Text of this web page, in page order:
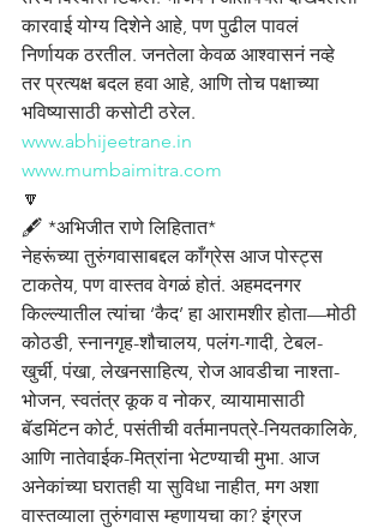
कारवाई योग्य दिशेने आहे, पण पुढील पावलं
निर्णायक ठरतील. जनतेला केवळ आश्वासनं नव्हे
तर प्रत्यक्ष बदल हवा आहे, आणि तोच पक्षाच्या
भविष्यासाठी कसोटी ठरेल.
www.abhijeetrane.in
www.mumbaimitra.com
🔽
🖋️ *अभिजीत राणे लिहितात*
नेहरूंच्या तुरुंगवासाबद्दल काँग्रेस आज पोस्ट्स
टाकतेय, पण वास्तव वेगळं होतं. अहमदनगर
किल्ल्यातील त्यांचा ‘कैद’ हा आरामशीर होता—मोठी
कोठडी, स्नानगृह-शौचालय, पलंग-गादी, टेबल-
खुर्ची, पंखा, लेखनसाहित्य, रोज आवडीचा नाश्ता-
भोजन, स्वतंत्र कूक व नोकर, व्यायामासाठी
बॅडमिंटन कोर्ट, पसंतीची वर्तमानपत्रे-नियतकालिके,
आणि नातेवाईक-मित्रांना भेटण्याची मुभा. आज
अनेकांच्या घरातही या सुविधा नाहीत, मग अशा
वास्तव्याला तुरुंगवास म्हणायचा का? इंग्रज